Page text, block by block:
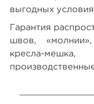
выгодных
Гарантия
швов,
кресла-